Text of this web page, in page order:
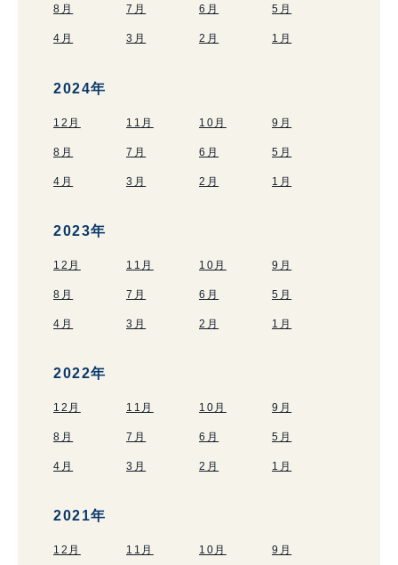
8月 7月 6月 5月
4月 3月 2月 1月
2024年
12月 11月 10月 9月
8月 7月 6月 5月
4月 3月 2月 1月
2023年
12月 11月 10月 9月
8月 7月 6月 5月
4月 3月 2月 1月
2022年
12月 11月 10月 9月
8月 7月 6月 5月
4月 3月 2月 1月
2021年
12月 11月 10月 9月